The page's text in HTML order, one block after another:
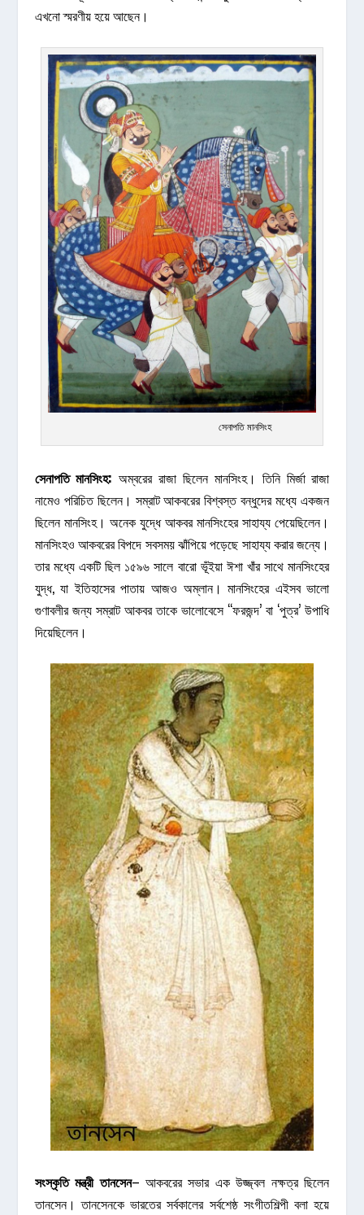
এখনো স্মরণীয় হয়ে আছেন।
সেনাপতি মানসিংহ
সেনাপতি মানসিংহ: অম্বরের রাজা ছিলেন মানসিংহ। তিনি মির্জা রাজা
নামেও পরিচিত ছিলেন। সম্রাট আকবরের বিশ্বস্ত বন্ধুদের মধ্যে একজন
ছিলেন মানসিংহ। অনেক যুদ্ধে আকবর মানসিংহের সাহায্য পেয়েছিলেন।
মানসিংহও আকবরের বিপদে সবসময় ঝাঁপিয়ে পড়েছে সাহায্য করার জন্যে।
তার মধ্যে একটি ছিল ১৫৯৬ সালে বারো ভূঁইয়া ঈশা খাঁর সাথে মানসিংহের
যুদ্ধ, যা ইতিহাসের পাতায় আজও অম্লান। মানসিংহের এইসব ভালো
গুণাবলীর জন্য সম্রাট আকবর তাকে ভালোবেসে “ফরজন্দ’ বা ‘পুত্র’ উপাধি
দিয়েছিলেন।
সংস্কৃতি মন্ত্রী তানসেন– আকবরের সভার এক উজ্জ্বল নক্ষত্র ছিলেন
তানসেন। তানসেনকে ভারতের সর্বকালের সর্বশেষ্ঠ সংগীতশিল্পী বলা হয়ে